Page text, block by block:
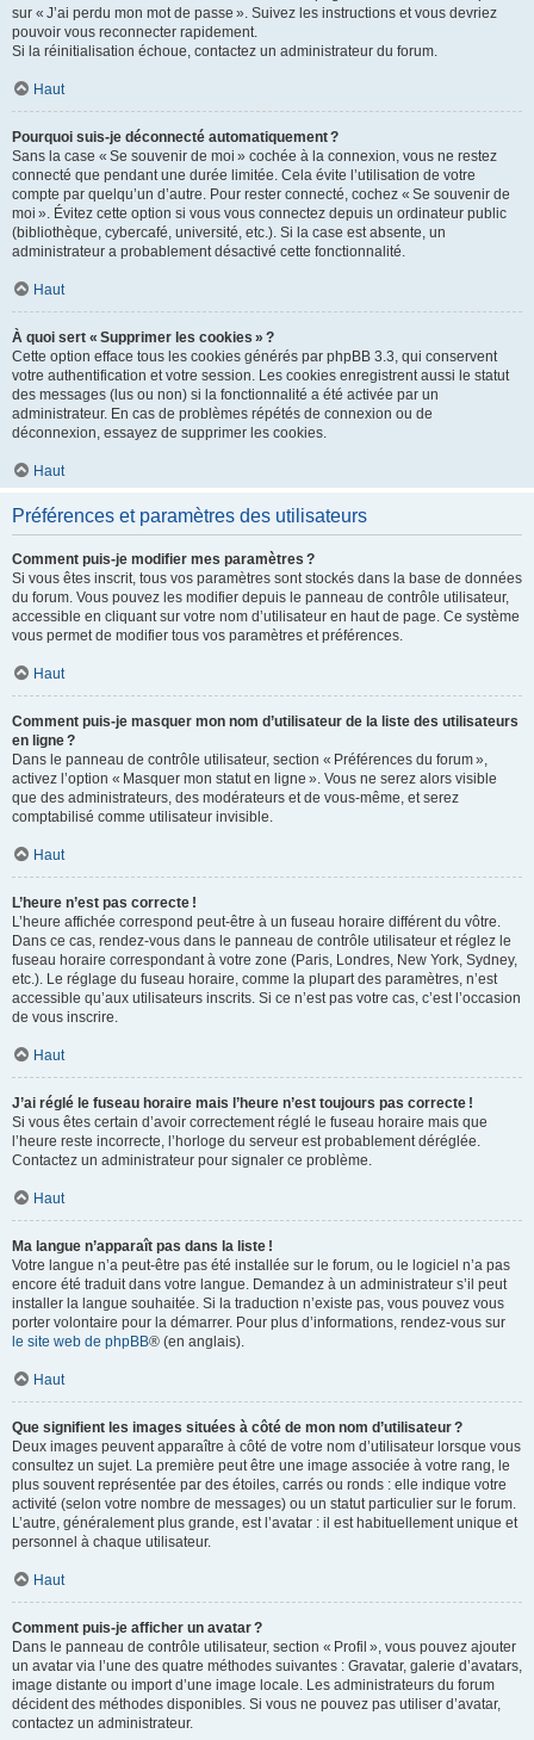
sur « J’ai perdu mon mot de passe ». Suivez les instructions et vous devriez
pouvoir vous reconnecter rapidement.
Si la réinitialisation échoue, contactez un administrateur du forum.
Haut
Pourquoi suis-je déconnecté automatiquement ?
Sans la case « Se souvenir de moi » cochée à la connexion, vous ne restez
connecté que pendant une durée limitée. Cela évite l’utilisation de votre
compte par quelqu’un d’autre. Pour rester connecté, cochez « Se souvenir de
moi ». Évitez cette option si vous vous connectez depuis un ordinateur public
(bibliothèque, cybercafé, université, etc.). Si la case est absente, un
administrateur a probablement désactivé cette fonctionnalité.
Haut
À quoi sert « Supprimer les cookies » ?
Cette option efface tous les cookies générés par phpBB 3.3, qui conservent
votre authentification et votre session. Les cookies enregistrent aussi le statut
des messages (lus ou non) si la fonctionnalité a été activée par un
administrateur. En cas de problèmes répétés de connexion ou de
déconnexion, essayez de supprimer les cookies.
Haut
Préférences et paramètres des utilisateurs
Comment puis-je modifier mes paramètres ?
Si vous êtes inscrit, tous vos paramètres sont stockés dans la base de données
du forum. Vous pouvez les modifier depuis le panneau de contrôle utilisateur,
accessible en cliquant sur votre nom d’utilisateur en haut de page. Ce système
vous permet de modifier tous vos paramètres et préférences.
Haut
Comment puis-je masquer mon nom d’utilisateur de la liste des utilisateurs
en ligne ?
Dans le panneau de contrôle utilisateur, section « Préférences du forum »,
activez l’option « Masquer mon statut en ligne ». Vous ne serez alors visible
que des administrateurs, des modérateurs et de vous-même, et serez
comptabilisé comme utilisateur invisible.
Haut
L’heure n’est pas correcte !
L’heure affichée correspond peut-être à un fuseau horaire différent du vôtre.
Dans ce cas, rendez-vous dans le panneau de contrôle utilisateur et réglez le
fuseau horaire correspondant à votre zone (Paris, Londres, New York, Sydney,
etc.). Le réglage du fuseau horaire, comme la plupart des paramètres, n’est
accessible qu’aux utilisateurs inscrits. Si ce n’est pas votre cas, c’est l’occasion
de vous inscrire.
Haut
J’ai réglé le fuseau horaire mais l’heure n’est toujours pas correcte !
Si vous êtes certain d’avoir correctement réglé le fuseau horaire mais que
l’heure reste incorrecte, l’horloge du serveur est probablement déréglée.
Contactez un administrateur pour signaler ce problème.
Haut
Ma langue n’apparaît pas dans la liste !
Votre langue n’a peut-être pas été installée sur le forum, ou le logiciel n’a pas
encore été traduit dans votre langue. Demandez à un administrateur s’il peut
installer la langue souhaitée. Si la traduction n’existe pas, vous pouvez vous
porter volontaire pour la démarrer. Pour plus d’informations, rendez-vous sur
le site web de phpBB® (en anglais).
Haut
Que signifient les images situées à côté de mon nom d’utilisateur ?
Deux images peuvent apparaître à côté de votre nom d’utilisateur lorsque vous
consultez un sujet. La première peut être une image associée à votre rang, le
plus souvent représentée par des étoiles, carrés ou ronds : elle indique votre
activité (selon votre nombre de messages) ou un statut particulier sur le forum.
L’autre, généralement plus grande, est l’avatar : il est habituellement unique et
personnel à chaque utilisateur.
Haut
Comment puis-je afficher un avatar ?
Dans le panneau de contrôle utilisateur, section « Profil », vous pouvez ajouter
un avatar via l’une des quatre méthodes suivantes : Gravatar, galerie d’avatars,
image distante ou import d’une image locale. Les administrateurs du forum
décident des méthodes disponibles. Si vous ne pouvez pas utiliser d’avatar,
contactez un administrateur.